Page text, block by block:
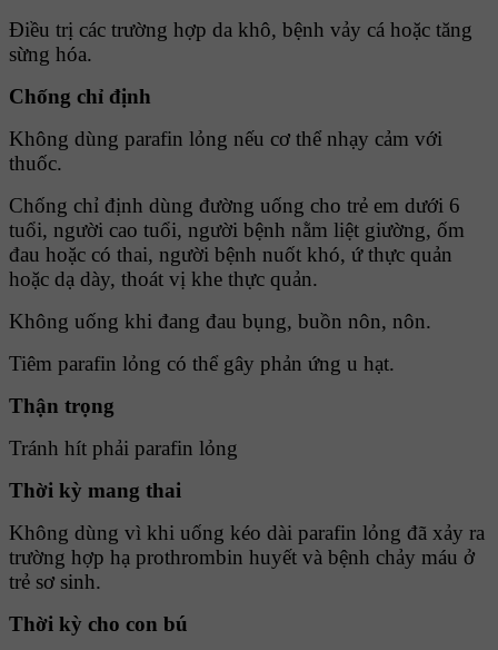
Ðiều trị các trường hợp da khô, bệnh vảy cá hoặc tăng
sừng hóa.
Chống chỉ định
Không dùng parafin lỏng nếu cơ thể nhạy cảm với
thuốc.
Chống chỉ định dùng đường uống cho trẻ em dưới 6
tuổi, người cao tuổi, người bệnh nằm liệt giường, ốm
đau hoặc có thai, người bệnh nuốt khó, ứ thực quản
hoặc dạ dày, thoát vị khe thực quản.
Không uống khi đang đau bụng, buồn nôn, nôn.
Tiêm parafin lỏng có thể gây phản ứng u hạt.
Thận trọng
Tránh hít phải parafin lỏng
Thời kỳ mang thai
Không dùng vì khi uống kéo dài parafin lỏng đã xảy ra
trường hợp hạ prothrombin huyết và bệnh chảy máu ở
trẻ sơ sinh.
Thời kỳ cho con bú